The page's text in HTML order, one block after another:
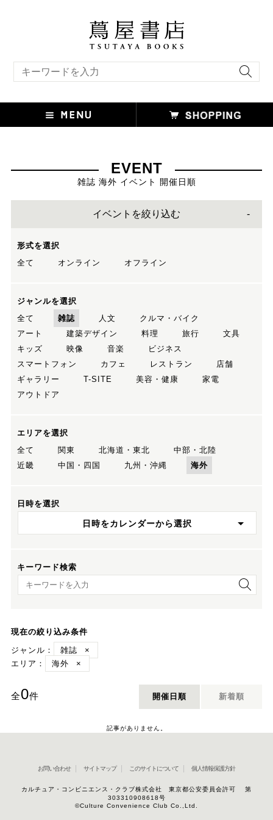
EVENT
雑誌 海外 イベント 開催日順
イベントを絞り込む
形式を選択
全て
オンライン オフライン
ジャンルを選択
全て
雑誌 人文
クルマ・バイク
アート
建築デザイン 料理 旅行
文具
キッズ
映像 音楽
ビジネス
スマートフォン
カフェ レストラン
店舗
ギャラリー
T-SITE 美容・健康
家電
アウトドア
エリアを選択
全て
関東 北海道・東北
中部・北陸
近畿
中国・四国 九州・沖縄 海外
日時を選択
日時をカレンダーから選択
キーワード検索
キーワード検索
現在の絞り込み条件
ジャンル：
雑誌
×
エリア：
海外 ×
全0件 開催日順 新着順
記事がありません。
お問い合わせ サイトマップ このサイトについて 個人情報保護方針
カルチュア・コンビニエンス・クラブ株式会社 東京都公安委員会許可 第
303310908618号
©Culture Convenience Club Co.,Ltd.